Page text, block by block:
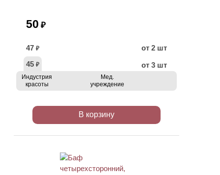
50 ₽
47 ₽
от 2 шт
45 ₽ от 3 шт
Индустрия
красоты
Мед.
учреждение
В корзину